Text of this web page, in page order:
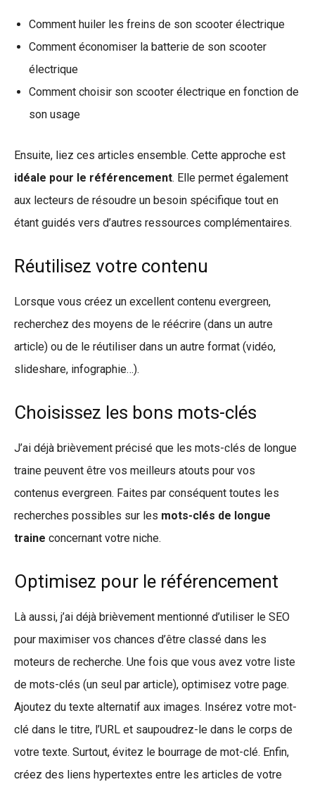
Comment huiler les freins de son scooter électrique
Comment économiser la batterie de son scooter
électrique
Comment choisir son scooter électrique en fonction de
son usage
Ensuite, liez ces articles ensemble. Cette approche est
idéale pour le référencement. Elle permet également
aux lecteurs de résoudre un besoin spécifique tout en
étant guidés vers d’autres ressources complémentaires.
Réutilisez votre contenu
Lorsque vous créez un excellent contenu evergreen,
recherchez des moyens de le réécrire (dans un autre
article) ou de le réutiliser dans un autre format (vidéo,
slideshare, infographie…).
Choisissez les bons mots-clés
J’ai déjà brièvement précisé que les mots-clés de longue
traine peuvent être vos meilleurs atouts pour vos
contenus evergreen. Faites par conséquent toutes les
recherches possibles sur les mots-clés de longue
traine concernant votre niche.
Optimisez pour le référencement
Là aussi, j’ai déjà brièvement mentionné d’utiliser le SEO
pour maximiser vos chances d’être classé dans les
moteurs de recherche. Une fois que vous avez votre liste
de mots-clés (un seul par article), optimisez votre page.
Ajoutez du texte alternatif aux images. Insérez votre mot-
clé dans le titre, l’URL et saupoudrez-le dans le corps de
votre texte. Surtout, évitez le bourrage de mot-clé. Enfin,
créez des liens hypertextes entre les articles de votre